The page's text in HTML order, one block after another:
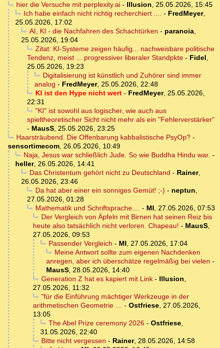
hier die Versuche mit perplexity.ai- Illusion, 25.05.2026, 15:45
Ich habe einfach nicht richtig recherchiert .... - FredMeyer,
25.05.2026, 17:02
AI, KI - die Nachfahren des Schachtürken - paranoia,
25.05.2026, 19:04
Zitat: KI-Systeme zeigen häufig... nachweisbare politische
Tendenz, meist ... progressiver liberaler Standpkte - Fidel,
25.05.2026, 19:23
Digitalisierung ist künstlich und Zuhörer sind immer
analog - FredMeyer, 25.05.2026, 22:48
KI ist den Hype nicht wert- FredMeyer, 25.05.2026,
22:31
"KI" ist sowohl aus logischer, wie auch aus
spieltheoretischer Sicht nicht mehr als ein "Fehlerverstärker"
- MausS, 25.05.2026, 23:25
Haarsträubend. Die Offenbarung kabbalistische PsyOp?-
sensortimecom, 26.05.2026, 10:49
Naja, Jesus war schließlich Jude. So wie Buddha Hindu war. -
heller, 26.05.2026, 14:41
Das Christentum gehört nicht zu Deutschland - Rainer,
26.05.2026, 23:46
Da hat aber einer ein sonniges Gemüt! ;-) - neptun,
27.05.2026, 01:28
Mathematik und Schriftsprache.... - MI, 27.05.2026, 07:53
Der Vergleich von Äpfeln mit Birnen hat seinen Reiz bis
heute also tatsächlich nicht verloren. Chapeau! - MausS,
27.05.2026, 09:53
Passender Vergleich - MI, 27.05.2026, 17:04
Meine Antwort sollte zum eigenen Nachdenken
anregen, aber ich überschätze regelmäßig bei vielen -
MausS, 28.05.2026, 14:40
Generation Z hat es kapiert mit Link- Illusion,
27.05.2026, 11:32
"für die Einführung mächtiger Werkzeuge in der
arithmetischen Geometrie … - Ostfriese, 27.05.2026,
13:05
The Abel Prize ceremony 2026- Ostfriese,
31.05.2026, 22:40
Bitte nicht vergessen - Rainer, 28.05.2026, 14:58